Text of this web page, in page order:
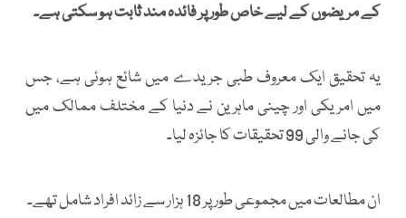
کے مریضوں کے لیے خاص طور پر فائدہ مند ثابت ہو سکتی ہے۔
یہ تحقیق ایک معروف طبی جریدے میں شائع ہوئی ہے، جس
میں امریکی اور چینی ماہرین نے دنیا کے مختلف ممالک میں
کی جانے والی 99 تحقیقات کا جائزہ لیا۔
ان مطالعات میں مجموعی طور پر 18 ہزار سے زائد افراد شامل تھے۔